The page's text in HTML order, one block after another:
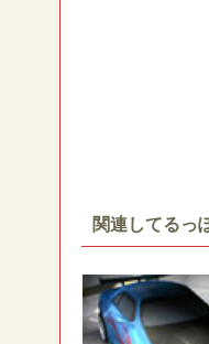
関連してるっ